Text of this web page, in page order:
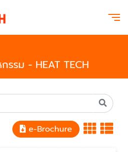
รรม - HEAT TECH
e-Brochure